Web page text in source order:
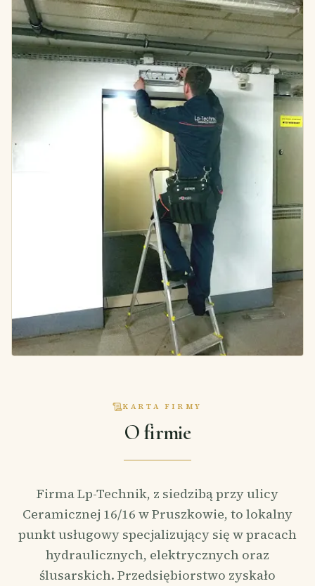
KARTA FIRMY
O firmie
Firma Lp-Technik, z siedzibą przy ulicy
Ceramicznej 16/16 w Pruszkowie, to lokalny
punkt usługowy specjalizujący się w pracach
hydraulicznych, elektrycznych oraz
ślusarskich. Przedsiębiorstwo zyskało